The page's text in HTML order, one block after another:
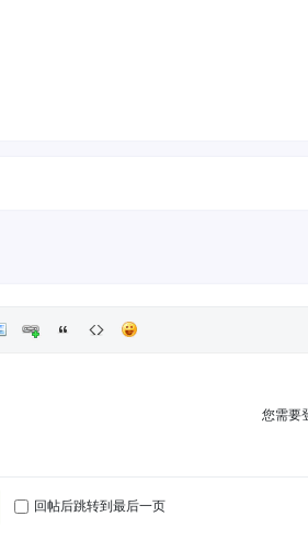
您需要
回帖后跳转到最后一页